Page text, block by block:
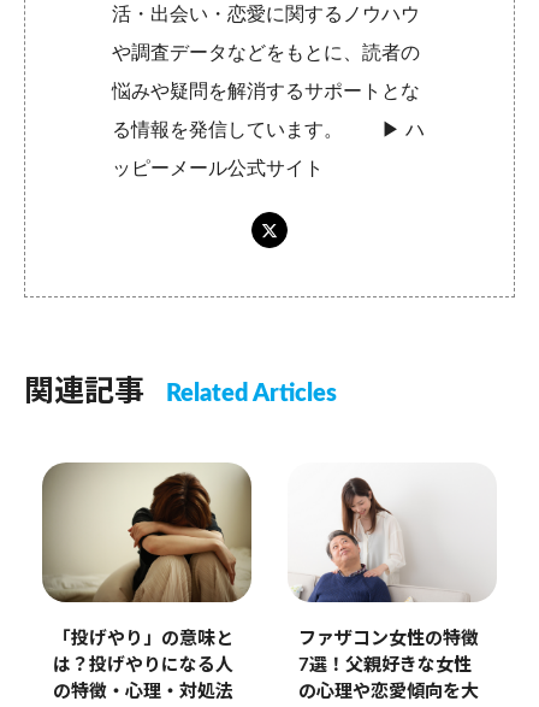
活・出会い・恋愛に関するノウハウ
や調査データなどをもとに、読者の
悩みや疑問を解消するサポートとな
る情報を発信しています。 ▶︎ハ
ッピーメール公式サイト
関連記事 Related Articles
「投げやり」の意味と
は？投げやりになる人
の特徴・心理・対処法
ファザコン女性の特徴
7選！父親好きな女性
の心理や恋愛傾向を大